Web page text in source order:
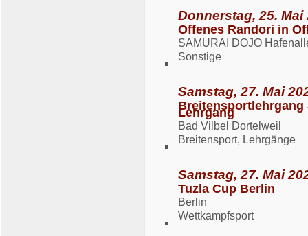
Donnerstag, 25. Mai
Offenes Randori in
SAMURAI DOJO
Sonstige
Samstag, 27. Mai
Lehrgang
Bad Vilbel Dortelweil
Breitensport, Lehrgänge
Samstag, 27. Mai
Tuzla Cup Berlin
Berlin
Wettkampfsport